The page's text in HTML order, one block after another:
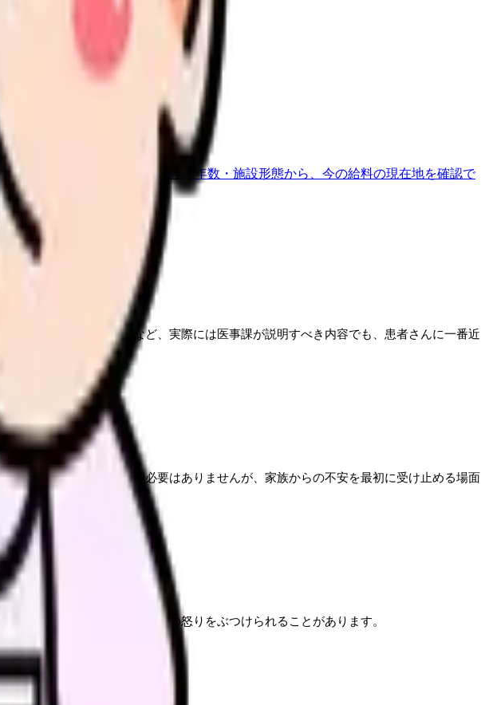
相談先を出します。
料コンパスで比較する
地域・経験年数・施設形態から、今の給料の現在地を確認で
す。
養、薬代、検査費用など、実際には医事課が説明すべき内容でも、患者さんに一番近
が制度説明をすべて担う必要はありませんが、家族からの不安を最初に受け止める場面
されやすくなります。
応しても、制度そのものへの怒りをぶつけられることがあります。
ぐか」が決まっている職場です。